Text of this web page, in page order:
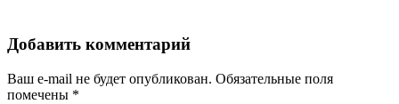
Добавить комментарий
Ваш e-mail не будет опубликован. Обязательные поля
помечены *